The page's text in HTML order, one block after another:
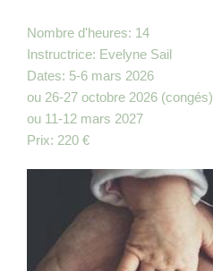
Nombre d'heures: 14
Instructrice: Evelyne Sail
Dates: 5-6 mars 2026
ou 26-27 octobre 2026 (congés)
ou 11-12 mars 2027
Prix: 220 €